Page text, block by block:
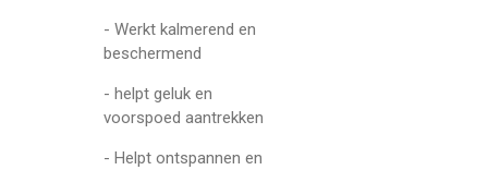
- Werkt kalmerend en
beschermend
- helpt geluk en
voorspoed aantrekken
- Helpt ontspannen en